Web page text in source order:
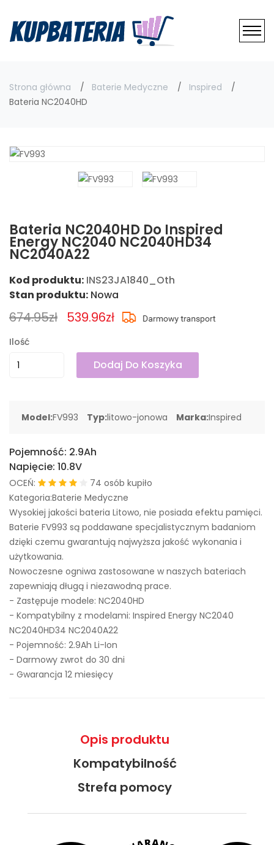
Strona główna Baterie Medyczne
Inspired
Bateria NC2040HD
Bateria NC2040HD Do Inspired
Energy NC2040 NC2040HD34
NC2040A22
Kod produktu: INS23JA1840_Oth
Stan produktu: Nowa
674.95zł 539.96zł
Ilość
Dodaj Do Koszyka
Model:FV993 Typ:litowo-jonowa Marka:Inspired
Pojemność: 2.9Ah
Napięcie: 10.8V
OCEŃ:
74 osób kupiło
Kategoria:Baterie Medyczne
Wysokiej jakości bateria Litowo, nie posiada efektu pamięci.
Baterie FV993 są poddawane specjalistycznym badaniom
dzięki czemu gwarantują najwyższa jakość wykonania i
użytkowania.
Nowoczesne ogniwa zastosowane w naszych bateriach
zapewniają długą i niezawodną prace.
- Zastępuje modele: NC2040HD
- Kompatybilny z modelami: Inspired Energy NC2040
NC2040HD34 NC2040A22
- Pojemność: 2.9Ah Li-Ion
- Darmowy zwrot do 30 dni
- Gwarancja 12 miesięcy
Opis produktu
Kompatybilność
Strefa pomocy